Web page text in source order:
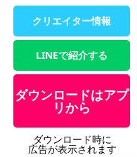
クリエイター情報
LINEで紹介する
ダウンロードはアプ
リから
ダウンロード時に
広告が表示されます